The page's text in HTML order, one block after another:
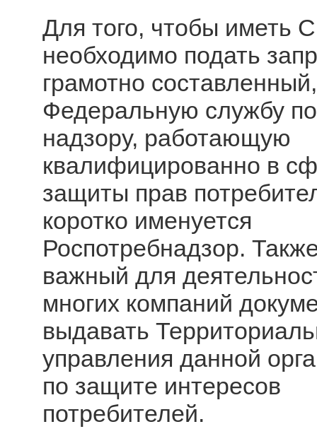
Для того, чтобы иметь
необходимо подать
грамотно
Федеральную службу по
надзору, работающую
квалифицированно в
защиты прав
коротко именуется
Роспотребнадзор.
важный для
многих компаний
выдавать
управления данной
по защите интересов
потребителей.